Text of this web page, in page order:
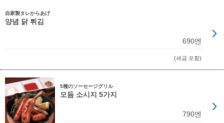
自家製タレからあげ
양념 닭 튀김
690엔
(세금 포함)
5種のソーセージグリル
모듬 소시지 5가지
790엔